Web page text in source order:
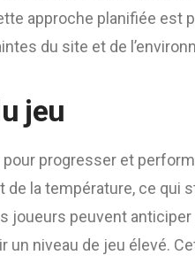
approche planifiée est
du site et de
jeu
progresser et
la température, ce qui
joueurs peuvent
un niveau de jeu élevé.